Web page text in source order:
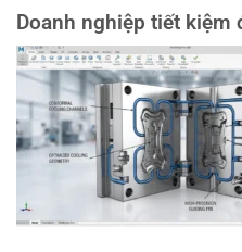
Doanh nghiệp tiết kiệm